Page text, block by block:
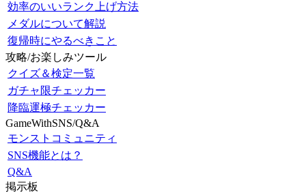
効率のいいランク上げ方法
メダルについて解説
復帰時にやるべきこと
攻略/お楽しみツール
クイズ＆検定一覧
ガチャ限チェッカー
降臨運極チェッカー
GameWithSNS/Q&A
モンストコミュニティ
SNS機能とは？
Q&A
掲示板